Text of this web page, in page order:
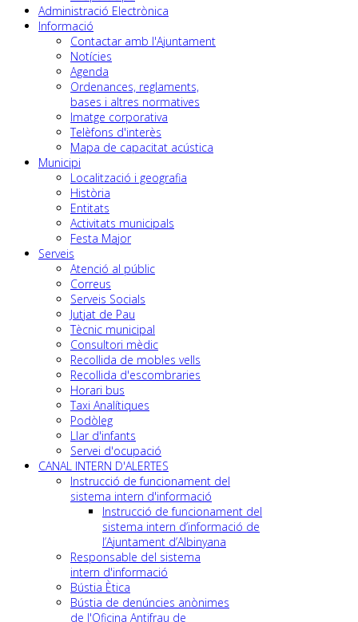
Administració Electrònica
Informació
Contactar amb l'Ajuntament
Notícies
Agenda
Ordenances, reglaments,
bases i altres normatives
Imatge corporativa
Telèfons d'interès
Mapa de capacitat acústica
Municipi
Localització i geografia
Història
Entitats
Activitats municipals
Festa Major
Serveis
Atenció al públic
Correus
Serveis Socials
Jutjat de Pau
Tècnic municipal
Consultori mèdic
Recollida de mobles vells
Recollida d'escombraries
Horari bus
Taxi Analítiques
Podòleg
Llar d'infants
Servei d'ocupació
CANAL INTERN D'ALERTES
Instrucció de funcionament del
sistema intern d'informació
Instrucció de funcionament del
sistema intern d’informació de
l’Ajuntament d’Albinyana
Responsable del sistema
intern d'informació
Bústia Ètica
Bústia de denúncies anònimes
de l'Oficina Antifrau de